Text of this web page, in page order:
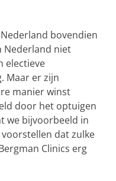
bovendien
Nederland niet
electieve
Maar er zijn
manier winst
door het optuigen
we bijvoorbeeld in
dat zulke
Clinics erg